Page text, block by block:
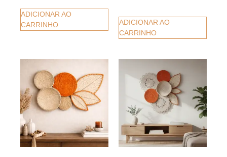
ADICIONAR AO
CARRINHO
ADICIONAR AO
CARRINHO